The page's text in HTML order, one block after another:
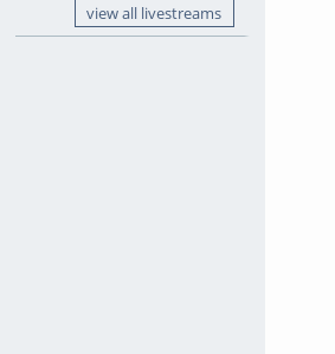
view all livestreams